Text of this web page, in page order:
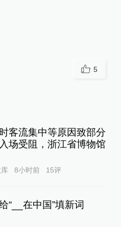
5
客流集中等原因致部分
场受阻，浙江省博物馆
8小时前 15评
“__在中国”填新词